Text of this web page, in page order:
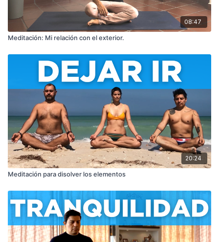
08:47
Meditación: Mi relación con el exterior.
20:24
Meditación para disolver los elementos